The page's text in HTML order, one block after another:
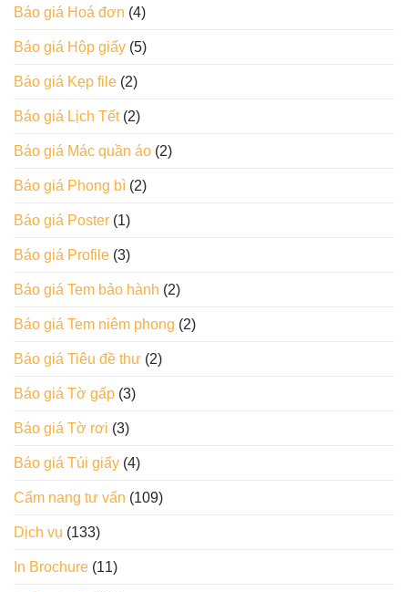
Báo giá Hoá đơn (4)
Báo giá Hộp giấy (5)
Báo giá Kẹp file (2)
Báo giá Lịch Tết(2)
Báo giá Mác quần áo (2)
Báo giá Phong bì (2)
Báo giá Poster (1)
Báo giá Profile (3)
Báo giá Tem bảo hành (2)
Báo giá Tem niêm phong (2)
Báo giá Tiêu đề thư (2)
Báo giá Tờ gấp (3)
Báo giá Tờ rơi (3)
Báo giá Túi giấy (4)
Cẩm nang tư vấn (109)
Dịch vụ (133)
In Brochure (11)